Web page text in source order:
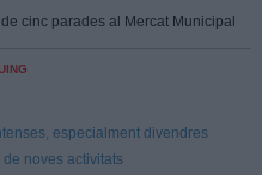
cinc parades al Mercat Municipal
especialment divendres
noves activitats